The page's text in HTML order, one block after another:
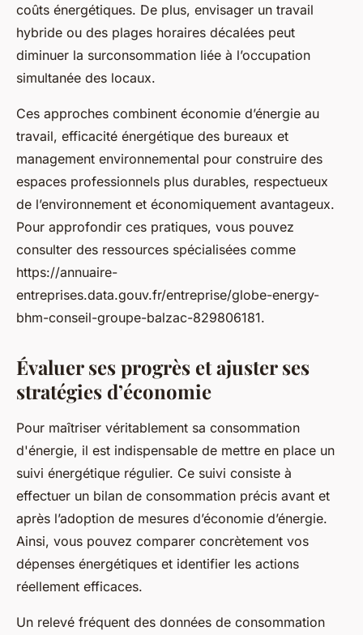
coûts énergétiques. De plus, envisager un travail
hybride ou des plages horaires décalées peut
diminuer la surconsommation liée à l’occupation
simultanée des locaux.
Ces approches combinent économie d’énergie au
travail, efficacité énergétique des bureaux et
management environnemental pour construire des
espaces professionnels plus durables, respectueux
de l’environnement et économiquement avantageux.
Pour approfondir ces pratiques, vous pouvez
consulter des ressources spécialisées comme
https://annuaire-
entreprises.data.gouv.fr/entreprise/globe-energy-
bhm-conseil-groupe-balzac-829806181.
Évaluer ses progrès et ajuster ses
stratégies d’économie
Pour maîtriser véritablement sa consommation
d'énergie, il est indispensable de mettre en place un
suivi énergétique régulier. Ce suivi consiste à
effectuer un bilan de consommation précis avant et
après l’adoption de mesures d’économie d’énergie.
Ainsi, vous pouvez comparer concrètement vos
dépenses énergétiques et identifier les actions
réellement efficaces.
Un relevé fréquent des données de consommation